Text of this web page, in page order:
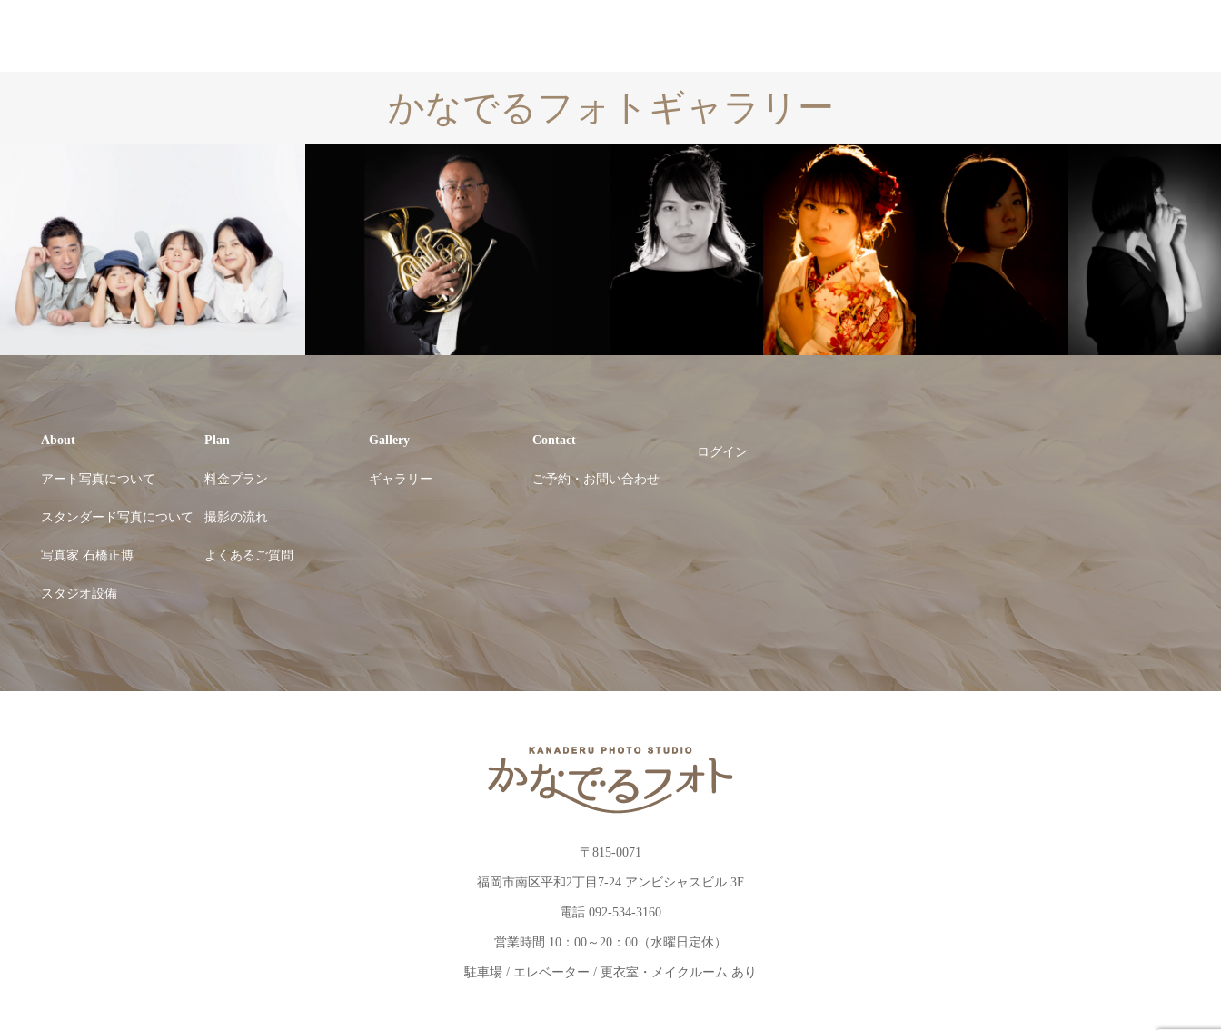
かなでるフォトギャラリー
About
アート写真について
スタンダード写真について
写真家 石橋正博
スタジオ設備
Plan
料金プラン
撮影の流れ
よくあるご質問
Gallery
ギャラリー
Contact
ご予約・お問い合わせ
ログイン
〒815-0071
福岡市南区平和2丁目7-24 アンビシャスビル 3F
電話 092-534-3160
営業時間 10：00～20：00（水曜日定休）
駐車場 / エレベーター / 更衣室・メイクルーム あり